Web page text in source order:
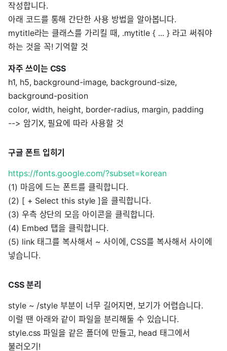
작성합니다.
아래 코드를 통해 간단한 사용 방법을 알아봅니다.
mytitle라는 클래스를 가리킬 때, .mytitle { ... } 라고 써줘야
하는 것을 꼭! 기억할 것
자주 쓰이는 CSS
h1, h5, background-image, background-size,
background-position
color, width, height, border-radius, margin, padding
--> 암기X, 필요에 따라 사용할 것
구글 폰트 입히기
https://fonts.google.com/?subset=korean
(1) 마음에 드는 폰트를 클릭합니다.
(2) [ + Select this style ]을 클릭합니다.
(3) 우측 상단의 모음 아이콘을 클릭합니다.
(4) Embed 탭을 클릭합니다.
(5) link 태그를 복사해서 ~ 사이에, CSS를 복사해서 사이에
넣습니다.
CSS 분리
style ~ /style 부분이 너무 길어지면, 보기가 어렵습니다.
이럴 땐 아래와 같이 파일을 분리해둘 수 있습니다.
style.css 파일을 같은 폴더에 만들고, head 태그에서
불러오기!